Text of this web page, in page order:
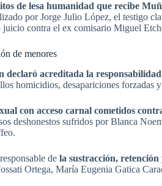
de lesa humanidad que recibe
por Jorge Julio López, el testigo
contra el ex comisario Miguel
de menores
declaró acreditada la
homicidios, desapariciones forzadas
con acceso carnal cometidos
deshonestos sufridos por Blanca
de la sustracción, retención
Ortega, María Eugenia Gatica